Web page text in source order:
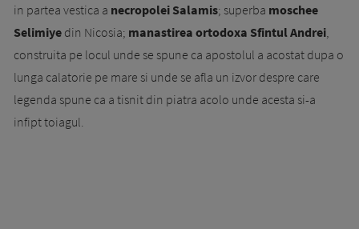
in partea vestica a necropolei Salamis; superba mos­chee
Selimiye din Nicosia; manastirea ortodoxa Sfintul Andrei
construita pe locul unde se spune ca apostolul a acostat dupa o
lunga ca­latorie pe mare si unde se afla un izvor despre care
legenda spune ca a tisnit din piatra acolo unde acesta si-a
infipt toiagul.